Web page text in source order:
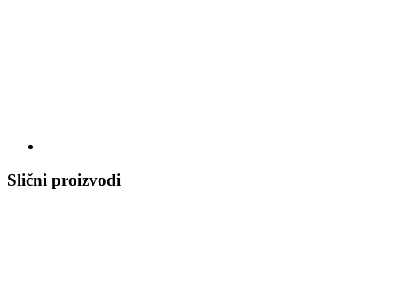
Slični proizvodi